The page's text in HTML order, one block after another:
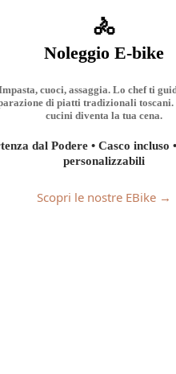
🚴
Noleggio E-bike
cuoci, assaggia. Lo chef ti
di piatti tradizionali toscani.
cucini diventa la tua cena.
Scopri le nostre EBike →
dal Podere • Casco incluso
personalizzabili